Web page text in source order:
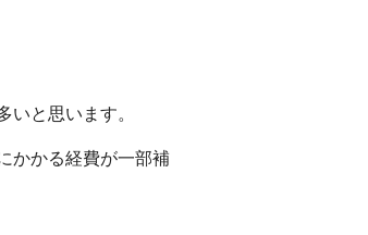
と思います。
かかる経費が一部補